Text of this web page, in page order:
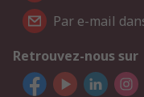
Par e-mail
Retrouvez-nous sur